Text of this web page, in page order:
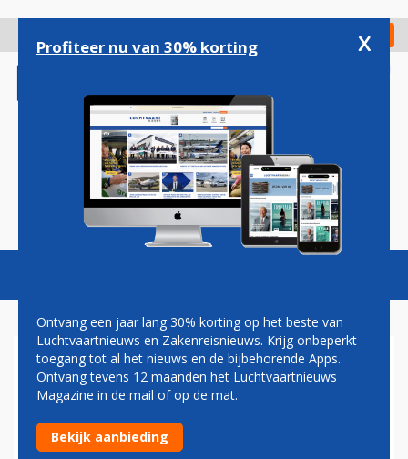
gaan
Check in
Magazine Podcasts Vacatures
LUFTHANSA NEEMT EERSTE
A350 MET LUXERE BUSINESS
CLASS IN DIENST
Profiteer nu van 30% korting x
Ontvang een jaar lang 30% korting op het beste van
Luchtvaartnieuws en Zakenreisnieuws. Krijg onbeperkt
toegang tot al het nieuws en de bijbehorende Apps.
Ontvang tevens 12 maanden het Luchtvaartnieuws
Magazine in de mail of op de mat.
Bekijk aanbieding